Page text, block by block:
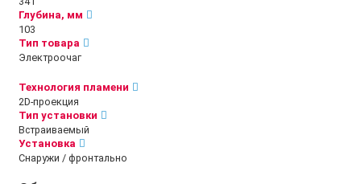
Глубина, мм
103
Тип товара
Электроочаг
Технология пламени
2D-проекция
Тип установки
Встраиваемый
Установка
Снаружи / фронтально